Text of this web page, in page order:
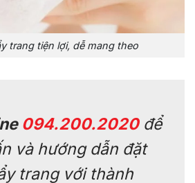
trang tiện lợi, dễ mang theo
094.200.2020để
và hướng dẫn đặt
trang với thành